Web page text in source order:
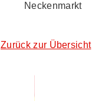
Neckenmarkt
Zurück zur Übersicht